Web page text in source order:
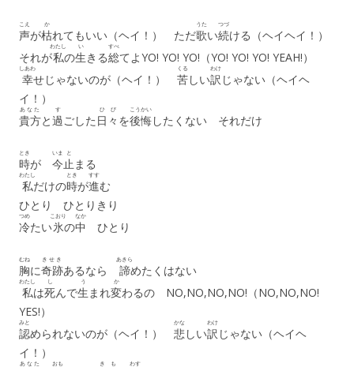
声
こえ
が枯
か
れてもいい（ヘイ！） ただ歌
うた
い続
つづ
ける（ヘイヘイ！）
それが私
わたし
の生
い
きる総
すべ
てよYO! YO! YO!（YO! YO! YO! YEAH!）
幸
しあわ
せじゃないのが（ヘイ！） 苦
くる
しい訳
わけ
じゃない（ヘイヘ
イ！）
貴方
あなた
と過
す
ごした 日々
ひび
を後悔
こうかい
したくない それだけ
時
とき
が 今
いま
止
と
まる
私
わたし
だけの時
とき
が進
すす
む
ひとり ひとりきり
冷
つめ
たい氷
こおり
の中
なか
ひとり
胸
むね
に奇跡
きせき
あるなら 諦
あきら
めたくはない
私
わたし
は死
し
んで生
う
まれ変
か
わるの NO,NO,NO,NO!（NO,NO,NO!
YES!）
認
みと
められないのが（ヘイ！） 悲
かな
しい訳
わけ
じゃない（ヘイヘ
イ！）
あなた おも き も わす